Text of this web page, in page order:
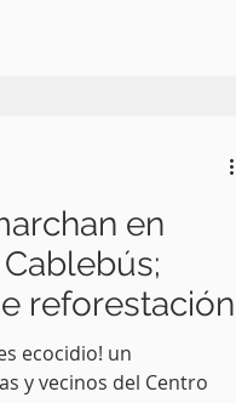
en
reforestación
ecocidio! un
y vecinos del Centro